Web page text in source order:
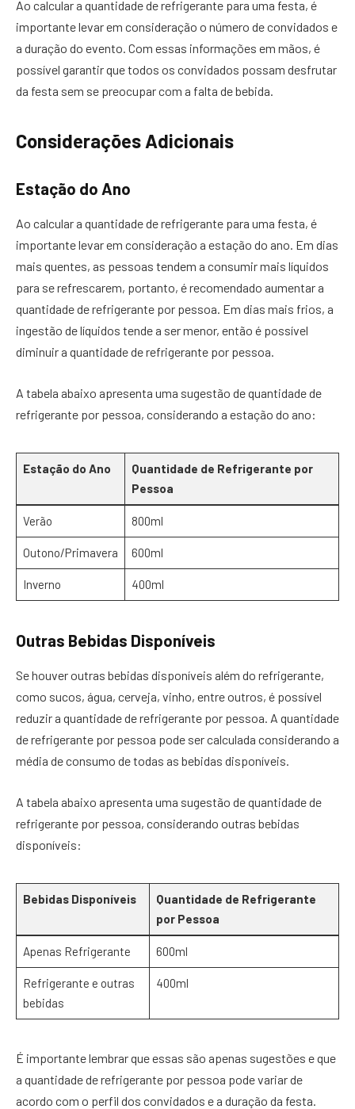
Ao calcular a quantidade de refrigerante para uma festa, é
importante levar em consideração o número de convidados e
a duração do evento. Com essas informações em mãos, é
possível garantir que todos os convidados possam desfrutar
da festa sem se preocupar com a falta de bebida.
Considerações Adicionais
Estação do Ano
Ao calcular a quantidade de refrigerante para uma festa, é
importante levar em consideração a estação do ano. Em dias
mais quentes, as pessoas tendem a consumir mais líquidos
para se refrescarem, portanto, é recomendado aumentar a
quantidade de refrigerante por pessoa. Em dias mais frios, a
ingestão de líquidos tende a ser menor, então é possível
diminuir a quantidade de refrigerante por pessoa.
A tabela abaixo apresenta uma sugestão de quantidade de
refrigerante por pessoa, considerando a estação do ano:
Estação do Ano
Quantidade de Refrigerante por
Pessoa
Verão 800ml
Outono/Primavera 600ml
Inverno 400ml
Outras Bebidas Disponíveis
Se houver outras bebidas disponíveis além do refrigerante,
como sucos, água, cerveja, vinho, entre outros, é possível
reduzir a quantidade de refrigerante por pessoa. A quantidade
de refrigerante por pessoa pode ser calculada considerando a
média de consumo de todas as bebidas disponíveis.
A tabela abaixo apresenta uma sugestão de quantidade de
refrigerante por pessoa, considerando outras bebidas
disponíveis:
Bebidas Disponíveis
Quantidade de Refrigerante
por Pessoa
Apenas Refrigerante 600ml
Refrigerante e outras
bebidas
400ml
É importante lembrar que essas são apenas sugestões e que
a quantidade de refrigerante por pessoa pode variar de
acordo com o perfil dos convidados e a duração da festa.